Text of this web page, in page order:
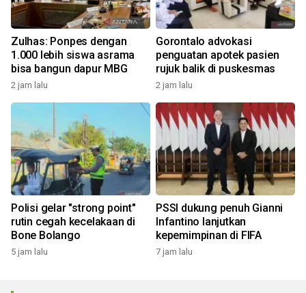
Zulhas: Ponpes dengan
1.000 lebih siswa asrama
bisa bangun dapur MBG
2 jam lalu
Gorontalo advokasi
penguatan apotek pasien
rujuk balik di puskesmas
2 jam lalu
Polisi gelar "strong point"
rutin cegah kecelakaan di
Bone Bolango
5 jam lalu
PSSI dukung penuh Gianni
Infantino lanjutkan
kepemimpinan di FIFA
7 jam lalu